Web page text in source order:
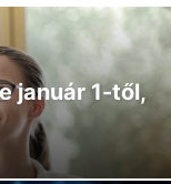
STARTUP
január 1-től,